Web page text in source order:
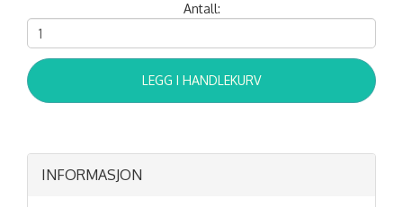
Antall:
LEGG I HANDLEKURV
INFORMASJON